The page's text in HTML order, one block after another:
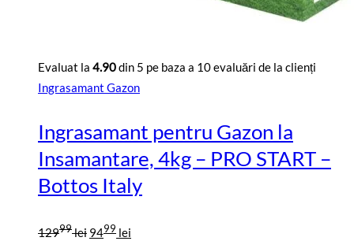
Evaluat la 4.90din 5 pe baza a 10evaluări de la clienți
Ingrasamant Gazon
Ingrasamant pentru Gazon la
Insamantare, 4kg – PRO START –
Bottos Italy
12999 lei Prețul
9499 lei